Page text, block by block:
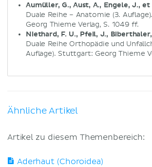
Aumüller, G., Aust, A., Engele, J., et
Duale Reihe – Anatomie (3.
Georg Thieme Verlag, S. 1049 ff.
Niethard, F. U., Pfeil, J., Biberthaler,
Duale Reihe Orthopädie und
Auflage). Stuttgart: Georg Thieme
Ähnliche Artikel
Artikel zu diesem Themenbereich:
Aderhaut (Choroidea)